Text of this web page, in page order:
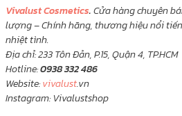
Vivalust Cosmetics.Cửa hàng chuyên
lượng – Chính hãng, thương hiệu nổi
nhiệt tình.
Địa chỉ: 233 Tôn Đản, P.15, Quận 4, TP.HCM
Hotline:0938 332 486
Website:vivalust.vn
Instagram: Vivalustshop